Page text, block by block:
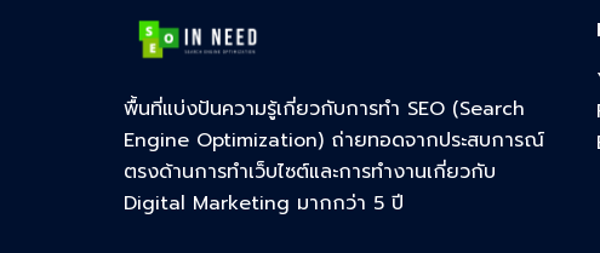
พื้นที่แบ่งปันความรู้เกี่ยวกับการทำ SEO (Search
Engine Optimization) ถ่ายทอดจากประสบการณ์
ตรงด้านการทำเว็บไซต์และการทำงานเกี่ยวกับ
Digital Marketing มากกว่า 5 ปี